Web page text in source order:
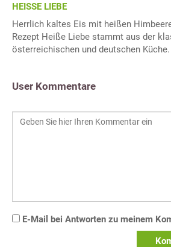
HEISSE LIEBE
Herrlich kaltes Eis mit heißen
Rezept Heiße Liebe stammt aus der
österreichischen und deutschen Küche.
User Kommentare
E-Mail bei Antworten zu meinem